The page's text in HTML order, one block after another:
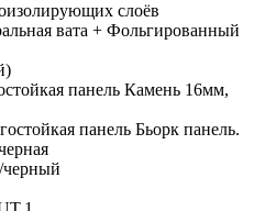
слоёв
вата + Фольгированный
панель Камень 16мм,
панель Бьорк панель.
черный